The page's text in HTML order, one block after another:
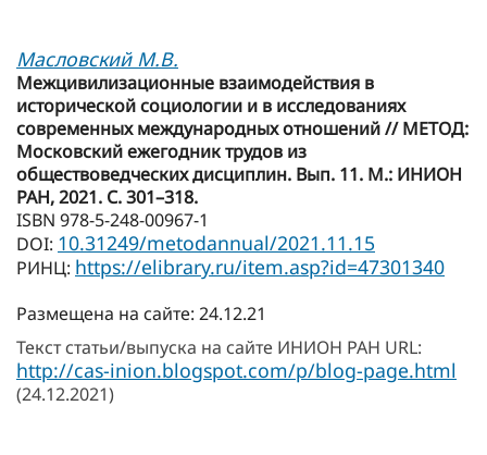
Масловский М.В.
Межцивилизационные взаимодействия в
исторической социологии и в исследованиях
современных международных отношений // МЕТОД:
Московский ежегодник трудов из
обществоведческих дисциплин. Вып. 11. М.: ИНИОН
РАН, 2021. С. 301–318.
ISBN 978-5-248-00967-1
DOI: 10.31249/metodannual/2021.11.15
РИНЦ: https://elibrary.ru/item.asp?id=47301340
Размещена на сайте: 24.12.21
Текст статьи/выпуска на сайте ИНИОН РАН URL:
http://cas-inion.blogspot.com/p/blog-page.html
(24.12.2021)